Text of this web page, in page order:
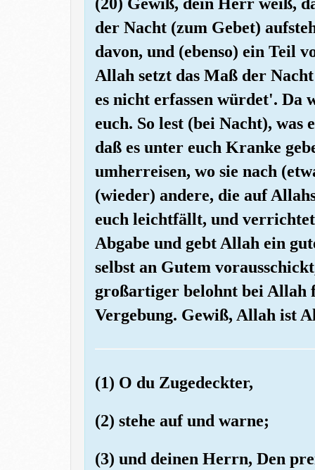
der Nacht (zum Gebet)
davon, und (ebenso) ein Teil
Allah setzt das Maß der
es nicht erfassen würdet'. Da
euch. So lest (bei Nacht),
daß es unter euch Kranke
umherreisen, wo sie nach
(wieder) andere, die auf
euch leichtfällt, und
Abgabe und gebt Allah ein
selbst an Gutem
großartiger belohnt bei Allah
Vergebung. Gewiß, Allah ist
(1) O du Zugedeckter,
(2) stehe auf und warne;
(3) und deinen Herrn, Den